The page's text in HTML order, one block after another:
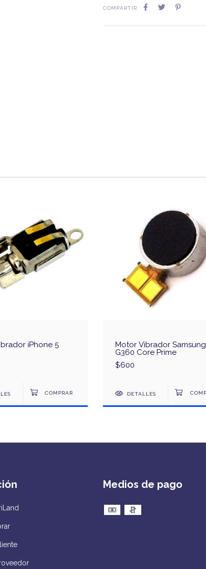
COMPARTIR
iPhone 5
Motor Vibrador Samsung
G360 Core Prime
$600
DETALLES
Medios de pago